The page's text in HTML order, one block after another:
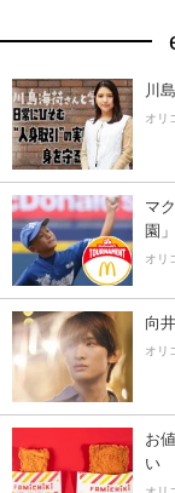
川
オリ
マ
園」
オリ
向
オリ
お
い